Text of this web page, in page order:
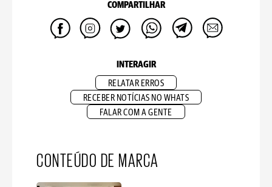
COMPARTILHAR
INTERAGIR
RELATAR ERROS
RECEBER NOTÍCIAS NO WHATS
FALAR COM A GENTE
CONTEÚDO DE MARCA